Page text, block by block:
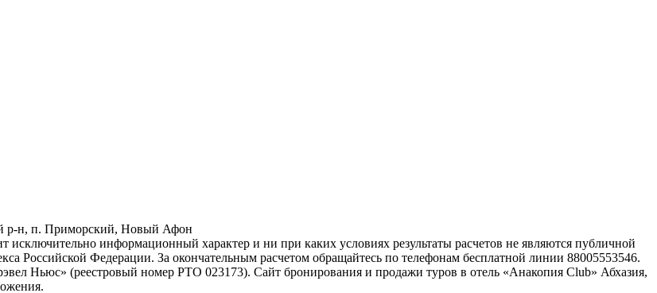
р-н, п. Приморский, Новый Афон
информационный характер и ни при каких условиях результаты расчетов не являются публичной
Российской Федерации. За окончательным расчетом обращайтесь по телефонам бесплатной линии 88005553546.
Ньюс» (реестровый номер РТО 023173). Сайт бронирования и продажи туров в отель «Анакопия Club» Абхазия,